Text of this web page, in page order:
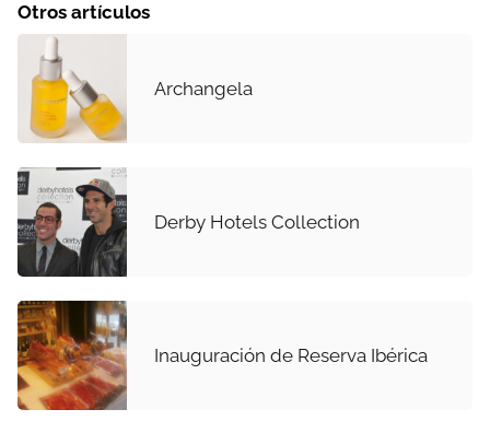
Otros artículos
Archangela
Derby Hotels Collection
Inauguración de Reserva Ibérica